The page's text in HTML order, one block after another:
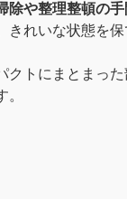
や整理整頓の
れいな状態を保
トにまとまっ